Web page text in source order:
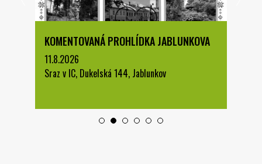
KOMENTOVANÁ PROHLÍDKA JABLUNKOVA
11.8.2026
Sraz v IC, Dukelská 144, Jablunkov